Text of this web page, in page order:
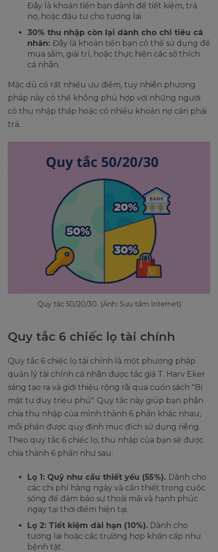
Đây là khoản tiền bạn dành để tiết kiệm, trả
nợ, hoặc đầu tư cho tương lai.
30% thu nhập còn lại dành cho chi tiêu cá
nhân: Đây là khoản tiền bạn có thể sử dụng để
mua sắm, giải trí, hoặc thực hiện các sở thích
cá nhân.
Mặc dù có rất nhiều ưu điểm, tuy nhiên phương
pháp này có thể không phù hợp với những người
có thu nhập thấp hoặc có nhiều khoản nợ cần phải
trả.
Quy tắc 50/20/30. (Ảnh: Sưu tầm Internet)
Quy tắc 6 chiếc lọ tài chính
Quy tắc 6 chiếc lọ tài chính là một phương pháp
quản lý tài chính cá nhân được tác giả T. Harv Eker
sáng tạo ra và giới thiệu rộng rãi qua cuốn sách "Bí
mật tư duy triệu phú". Quy tắc này giúp bạn phân
chia thu nhập của mình thành 6 phần khác nhau,
mỗi phần được quy định mục đích sử dụng riêng.
Theo quy tắc 6 chiếc lọ, thu nhập của bạn sẽ được
chia thành 6 phần như sau:
Lọ 1: Quỹ nhu cầu thiết yếu (55%). Dành cho
các chi phí hàng ngày và cần thiết trong cuộc
sống để đảm bảo sự thoải mái và hạnh phúc
ngay tại thời điểm hiện tại.
Lọ 2: Tiết kiệm dài hạn (10%). Dành cho
tương lai hoặc các trường hợp khẩn cấp như
bệnh tật.